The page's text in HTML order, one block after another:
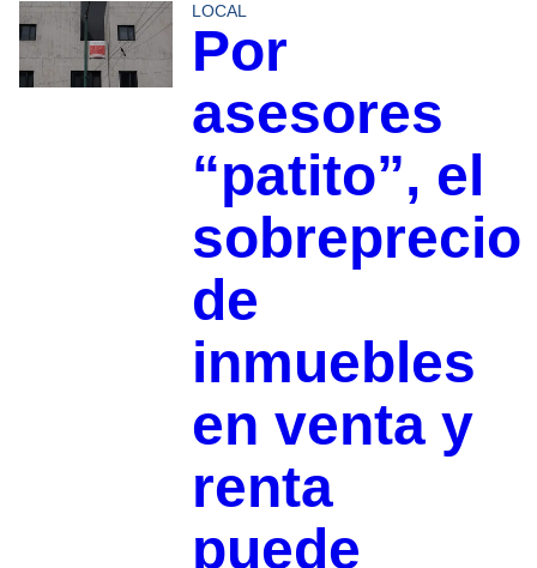
LOCAL
Por
asesores
“patito”, el
sobreprecio
de
inmuebles
en venta y
renta
puede